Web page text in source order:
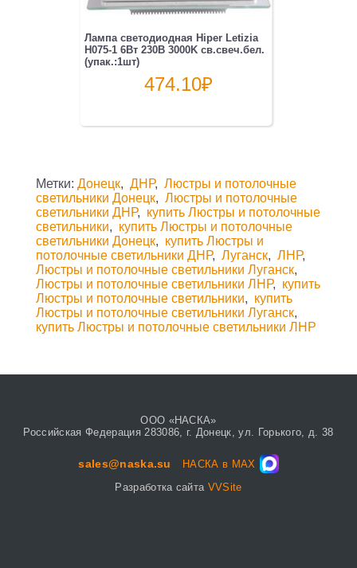
Лампа светодиодная Hiper Letizia
H075-1 6Вт 230B 3000K св.свеч.бел.
(упак.:1шт)
474.10₽
Метки: Донецк, ДНР, Люстры и потолочные
светильники Донецк, Люстры и потолочные
светильники ДНР, купить Люстры и потолочные
светильники, купить Люстры и потолочные
светильники Донецк, купить Люстры и
потолочные светильники ДНР, Луганск, ЛНР,
Люстры и потолочные светильники Луганск,
Люстры и потолочные светильники ЛНР, купить
Люстры и потолочные светильники, купить
Люстры и потолочные светильники Луганск,
купить Люстры и потолочные светильники ЛНР
ООО «НАСКА»
Российская Федерация 283086, г. Донецк, ул. Горького, д. 38
sales@naska.su
НАСКА в MAX
Разработка сайта VVSite